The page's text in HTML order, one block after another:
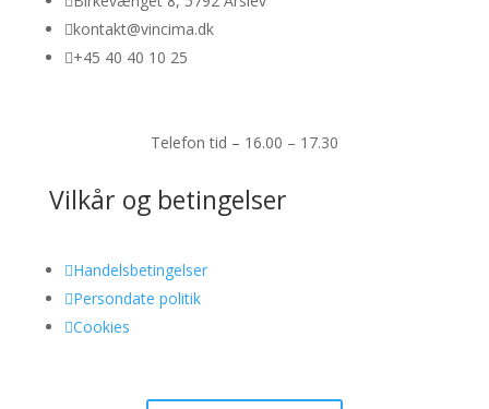
kontakt@vincima.dk
+45 40 40 10 25
Telefon tid – 16.00 – 17.30
Vilkår og betingelser
Handelsbetingelser
Persondate politik
Cookies